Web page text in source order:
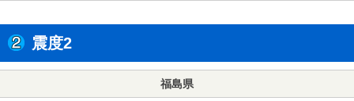
震度2
福島県